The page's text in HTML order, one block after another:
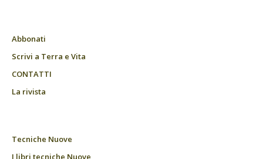
Abbonati
Scrivi a Terra e Vita
CONTATTI
La rivista
Tecniche Nuove
I libri tecniche Nuove